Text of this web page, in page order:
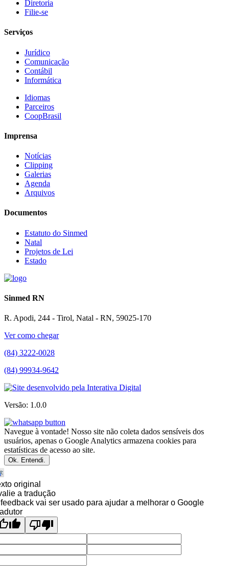
Diretoria
Filie-se
Serviços
Jurídico
Comunicação
Contábil
Informática
Idiomas
Parceiros
CoopBrasil
Imprensa
Notícias
Clipping
Galerias
Agenda
Arquivos
Documentos
Estatuto do Sinmed
Natal
Projetos de Lei
Estado
Sinmed RN
R. Apodi, 244 - Tirol, Natal - RN, 59025-170
Ver como chegar
(84) 3222-0028
(84) 99934-9642
Versão: 1.0.0
Navegue à vontade! Nosso site não coleta dados sensíveis dos
usuários, apenas o Google Analytics armazena cookies para
estatísticas de acesso ao site.
Ok. Entendi.
original
a tradução
vai ser usado para ajudar a melhorar o Google